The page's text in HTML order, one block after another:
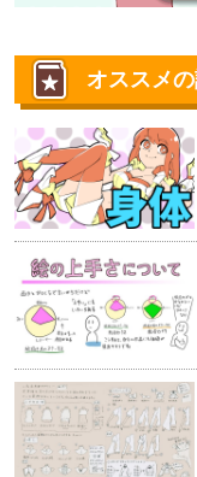
オススメ